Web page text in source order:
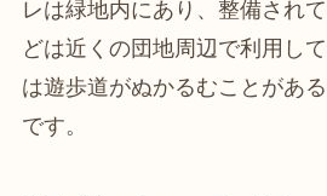
レは緑地内にあり、整備され
どは近くの団地周辺で利用し
は遊歩道がぬかるむことがあ
です。